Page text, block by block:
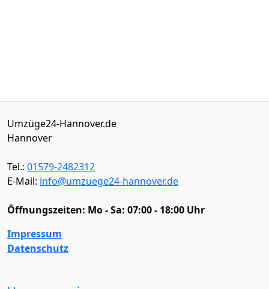
Umzüge24-Hannover.de
Hannover
Tel.: 01579-2482312
E-Mail: info@umzuege24-hannover.de
Öffnungszeiten: Mo - Sa: 07:00 - 18:00 Uhr
Impressum
Datenschutz